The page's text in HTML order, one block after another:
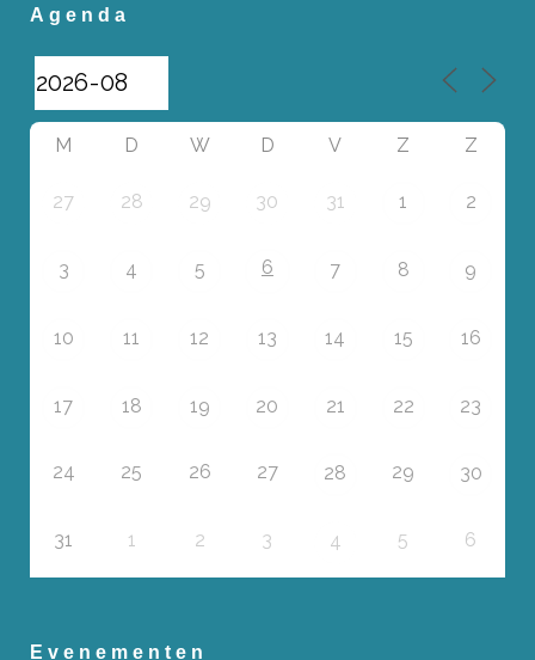
Agenda
M D W D V Z Z
27 28 29 30 31 1 2
3 4 5 6 7 8 9
10 11 12 13 14 15 16
17 18 19 20 21 22 23
24 25 26 27 28 29 30
31 1 2 3 4 5 6
Evenementen